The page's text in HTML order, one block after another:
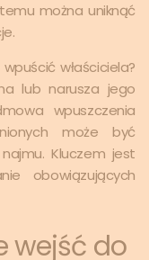
można uniknąć
właściciela?
lub narusza jego
wpuszczenia
może być
Kluczem jest
obowiązujących
wejść do